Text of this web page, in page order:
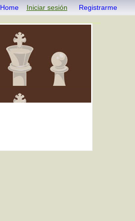
Home Iniciar sesión Registrarme